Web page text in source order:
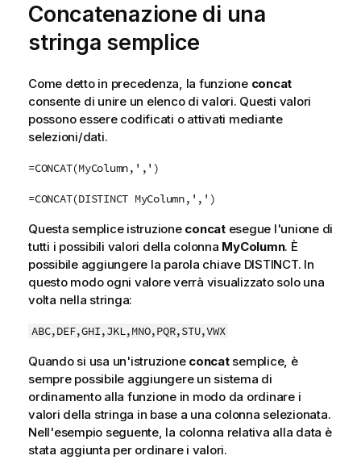
Concatenazione di una
stringa semplice
Come detto in precedenza, la funzione concat
consente di unire un elenco di valori. Questi valori
possono essere codificati o attivati mediante
selezioni/dati.
=CONCAT(MyColumn,',')
=CONCAT(DISTINCT MyColumn,',')
Questa semplice istruzione concatesegue l'unione di
tutti i possibili valori della colonna MyColumn. È
possibile aggiungere la parola chiave DISTINCT. In
questo modo ogni valore verrà visualizzato solo una
volta nella stringa:
ABC,DEF,GHI,JKL,MNO,PQR,STU,VWX
Quando si usa un'istruzione concatsemplice, è
sempre possibile aggiungere un sistema di
ordinamento alla funzione in modo da ordinare i
valori della stringa in base a una colonna selezionata.
Nell'esempio seguente, la colonna relativa alla data è
stata aggiunta per ordinare i valori.